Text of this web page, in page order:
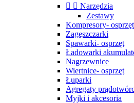
  Narzędzia
Zestawy
Kompresory- osprzęt
Zagęszczarki
Spawarki- osprzęt
Ładowarki
Nagrzewnice
Wiertnice- osprzęt
Łuparki
Agregaty
Myjki i akcesoria